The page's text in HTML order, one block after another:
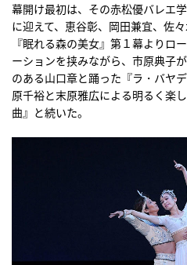
幕開け最初は、その赤松優バレエ
に迎えて、恵谷彰、岡田兼宜、佐
『眠れる森の美女』第１幕よりロ
ーションを挟みながら、市原典子
のある山口章と踊った『ラ・バヤ
原千裕と末原雅広による明るく楽
曲』と続いた。